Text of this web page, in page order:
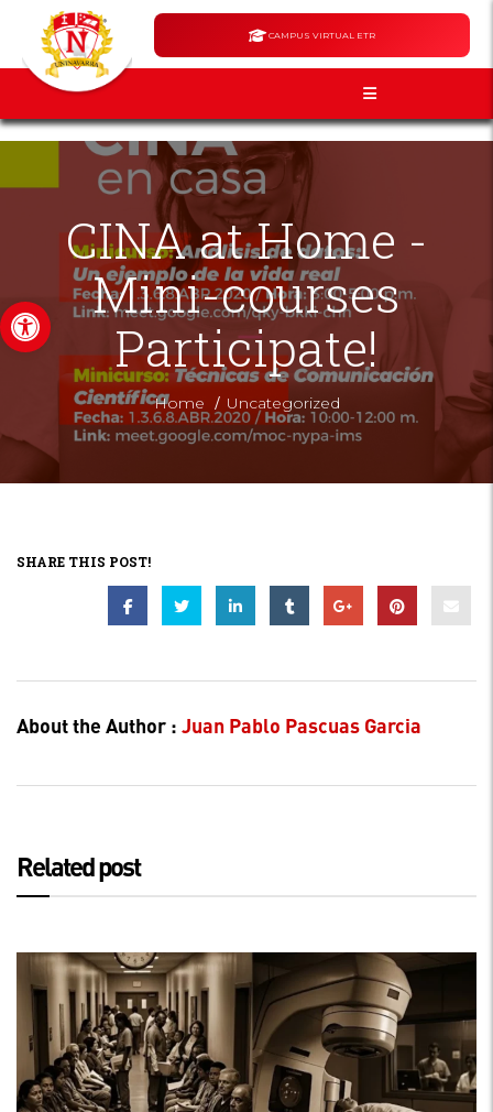
Open toolbar
CAMPUS VIRTUAL ETR
CINA at Home -
Mini-courses
Participate!
Home / Uncategorized
SHARE THIS POST!
About the Author : Juan Pablo Pascuas Garcia
Related post